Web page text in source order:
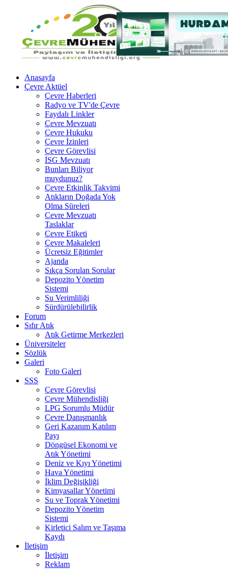
Anasayfa
Çevre Aktüel
Çevre Haberleri
Radyo ve TV'de Çevre
Faydalı Linkler
Çevre Mevzuatı
Çevre Hukuku
Çevre İzinleri
Çevre Görevlisi
İSG Mevzuatı
Bunları Biliyor
muydunuz?
Çevre Etkinlik Takvimi
Atıkların Doğada Yok
Olma Süreleri
Çevre Mevzuatı
Taslaklar
Çevre Etiketi
Çevre Makaleleri
Ücretsiz Eğitimler
Ajanda
Sıkça Sorulan Sorular
Depozito Yönetim
Sistemi
Su Verimliliği
Sürdürülebilirlik
Forum
Sıfır Atık
Atık Getirme Merkezleri
Üniversiteler
Sözlük
Galeri
Foto Galeri
SSS
Çevre Görevlisi
Çevre Mühendisliği
LPG Sorumlu Müdür
Çevre Danışmanlık
Geri Kazanım Katılım
Payı
Döngüsel Ekonomi ve
Atık Yönetimi
Deniz ve Kıyı Yönetimi
Hava Yönetimi
İklim Değişikliği
Kimyasallar Yönetimi
Su ve Toprak Yönetimi
Depozito Yönetim
Sistemi
Kirletici Salım ve Taşıma
Kaydı
İletişim
İletişim
Reklam